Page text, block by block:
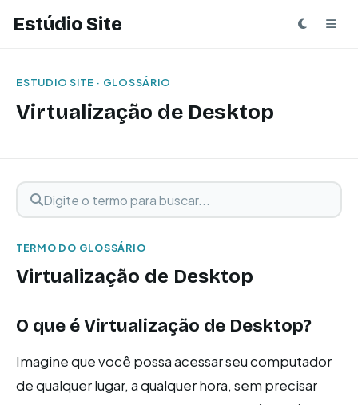
Estúdio Site
ESTUDIO SITE · GLOSSÁRIO
Virtualização de Desktop
Buscar termo
Digite o termo para buscar
TERMO DO GLOSSÁRIO
Virtualização de Desktop
O que é Virtualização de Desktop?
Imagine que você possa acessar seu computador
de qualquer lugar, a qualquer hora, sem precisar